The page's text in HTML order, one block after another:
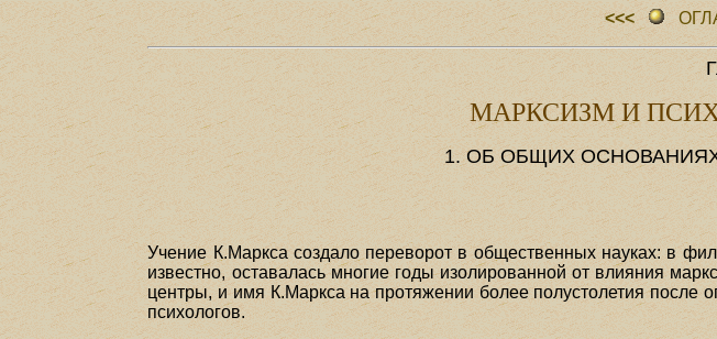
<<<
МАРКСИЗМ И
1. ОБ ОБЩИХ
Учение К.Маркса создало переворот в общественных науках: в
известно, оставалась многие годы изолированной от влияния
центры, и имя К.Маркса на протяжении более полустолетия после
психологов.